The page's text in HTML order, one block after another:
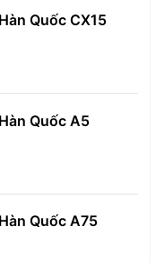
Quốc CX15
Quốc A5
Quốc A75